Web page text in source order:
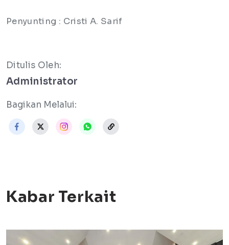
Penyunting : Cristi A. Sarif
Ditulis Oleh:
Administrator
Bagikan Melalui:
Kabar Terkait